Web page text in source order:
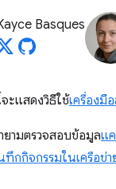
Basques
ะแสดงวิธีใช้เครื่องมื
ามตรวจสอบข้อมูลแ
กกิจกรรมในเครือข่า